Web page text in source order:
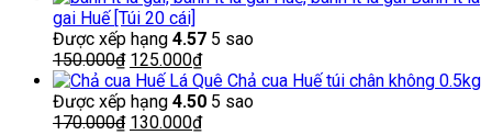
là:
100.000₫.
tại
là:
85.000₫.
gai Huế [Túi 20 cái]
Được xếp hạng 4.57 5 sao
150.000₫ Giá
gốc
là:
150.000₫.
125.000₫Giá
hiện
tại
là:
Chả cua Huế túi chân không 0.5kg
Được xếp hạng 4.50 5 sao
170.000₫ Giá
130.000₫Giá